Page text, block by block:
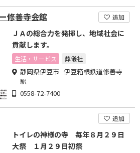
修善寺会館 追加
ＪＡの総合力を発揮し、地域社会に
貢献します。
生活・サービス 葬儀社
静岡県伊豆市 伊豆箱根鉄道修善寺
駅
0558-72-7400
追加
トイレの神様の寺 毎年８月２９日
大祭 １月２９日初祭